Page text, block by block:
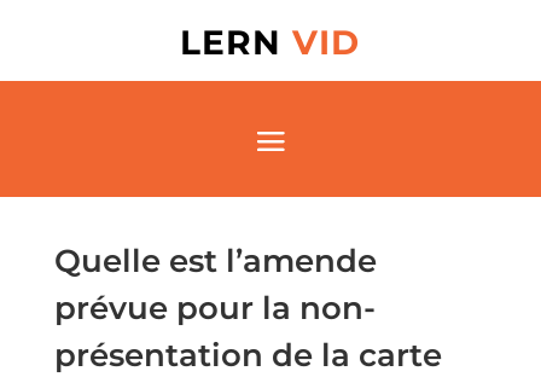
LERNVID
Quelle est l’amende
prévue pour la non-
présentation de la carte